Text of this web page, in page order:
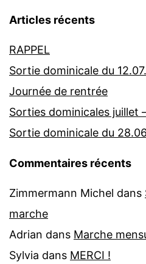
Articles récents
RAPPEL
Sortie dominicale du
Journée de rentrée
Sorties dominicales juillet
Sortie dominicale du
Commentaires récents
Zimmermann Michel dans
marche
Adrian dans Marche
Sylvia dans MERCI !